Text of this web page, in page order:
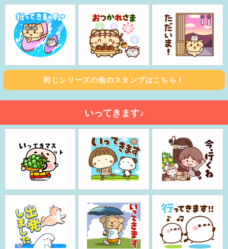
同じシリーズの他のスタンプはこちら！
いってきます♪